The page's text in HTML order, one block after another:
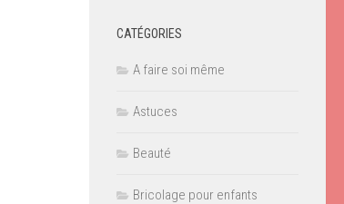
CATÉGORIES
A faire soi même
Astuces
Beauté
Bricolage pour enfants